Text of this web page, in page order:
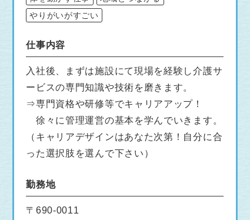
やりがいがすごい
仕事内容
入社後、まずは施設にて現場を経験し介護サ
ービスの専門知識や技術を磨きます。
⇒専門資格や研修等でキャリアアップ！
徐々に管理運営の基本を学んでいきます。
（キャリアデザインはあなた次第！自分に合
った選択肢を選んで下さい）
勤務地
〒690-0011